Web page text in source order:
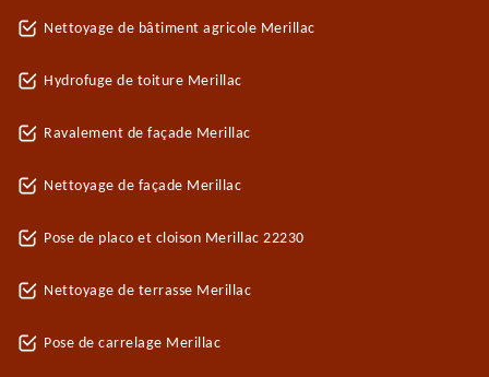
Nettoyage de bâtiment agricole Merillac
Hydrofuge de toiture Merillac
Ravalement de façade Merillac
Nettoyage de façade Merillac
Pose de placo et cloison Merillac 22230
Nettoyage de terrasse Merillac
Pose de carrelage Merillac